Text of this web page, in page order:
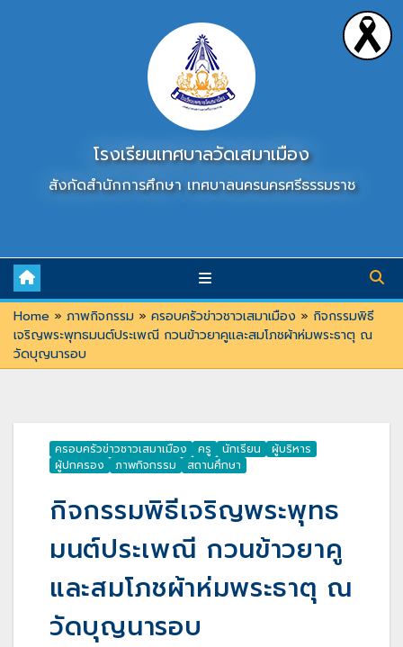
โรงเรียนเทศบาลวัดเสมาเมือง
สังกัดสำนักการศึกษา เทศบาลนครนครศรีธรรมราช
Home » ภาพกิจกรรม » ครอบครัวข่าวชาวเสมาเมือง » กิจกรรมพิธี
เจริญพระพุทธมนต์ประเพณี กวนข้าวยาคูและสมโภชผ้าห่มพระธาตุ ณ
วัดบุญนารอบ
ครอบครัวข่าวชาวเสมาเมือง ครู นักเรียน
ผู้บริหาร
ผู้ปกครอง
ภาพกิจกรรม สถานศึกษา
กิจกรรมพิธีเจริญพระพุทธ
มนต์ประเพณี กวนข้าวยาคู
และสมโภชผ้าห่มพระธาตุ ณ
วัดบุญนารอบ